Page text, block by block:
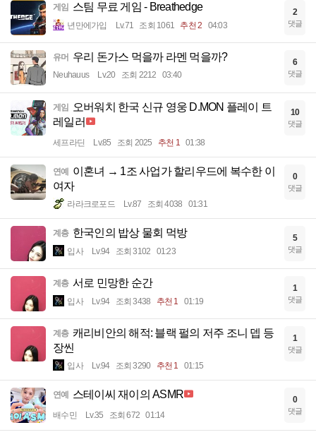
게임 스팀 무료 게임 - Breathedge
년만에가입 Lv.71 조회 1061 추천 2 04:03
2
댓글
유머 우리 돈가스 먹을까 라멘 먹을까?
Neuhauus Lv.20 조회 2212 03:40
6
댓글
게임
오버워치 한국 신규 영웅 D.MON 플레이 트
레일러
세프라딘 Lv.85 조회 2025 추천 1 01:38
10
댓글
연예
이혼녀 → 1조 사업가 할리우드에 복수한 이
여자
라라크로포드 Lv.87 조회 4038 01:31
0
댓글
계층 한국인의 밥상 물회 먹방
입사 Lv.94 조회 3102 01:23
5
댓글
계층 서로 민망한 순간
입사 Lv.94 조회 3438 추천 1 01:19
1
댓글
계층 캐리비안의 해적: 블랙 펄의 저주 조니 뎁 등
장씬
입사 Lv.94 조회 3290 추천 1 01:15
1
댓글
연예 스테이씨 재이의 ASMR
배수민 Lv.35 조회 672 01:14
0
댓글